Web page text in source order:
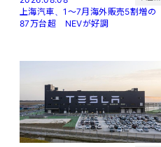
上海汽車、1～7月海外販売5割増の
87万台超 NEVが好調